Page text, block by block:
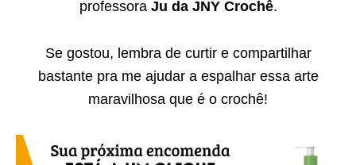
professora Ju da JNY Crochê.
Se gostou, lembra de curtir e compartilhar
bastante pra me ajudar a espalhar essa arte
maravilhosa que é o crochê!